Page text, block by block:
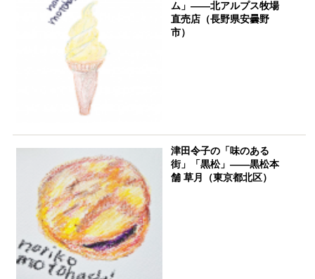
ム」――北アルプス牧場
直売店（長野県安曇野
市）
津田令子の「味のある
街」「黒松」――黒松本
舗 草月（東京都北区）